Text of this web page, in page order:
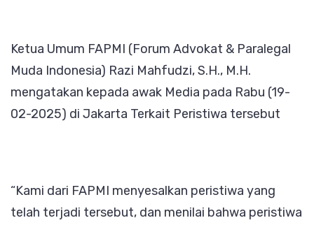
Ketua Umum FAPMI (Forum Advokat & Paralegal
Muda Indonesia) Razi Mahfudzi, S.H., M.H.
mengatakan kepada awak Media pada Rabu (19-
02-2025) di Jakarta Terkait Peristiwa tersebut
“Kami dari FAPMI menyesalkan peristiwa yang
telah terjadi tersebut, dan menilai bahwa peristiwa